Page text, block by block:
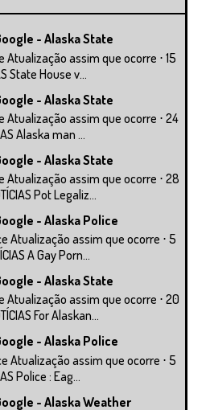
- Alaska State
Atualização assim que ocorre ⋅ 15
State House v...
- Alaska State
Atualização assim que ocorre ⋅ 24
Alaska man ...
- Alaska State
Atualização assim que ocorre ⋅ 28
Pot Legaliz...
- Alaska Police
Atualização assim que ocorre ⋅ 5
A Gay Porn...
- Alaska State
Atualização assim que ocorre ⋅ 20
For Alaskan...
- Alaska Police
Atualização assim que ocorre ⋅ 5
Police : Eag...
- Alaska Weather